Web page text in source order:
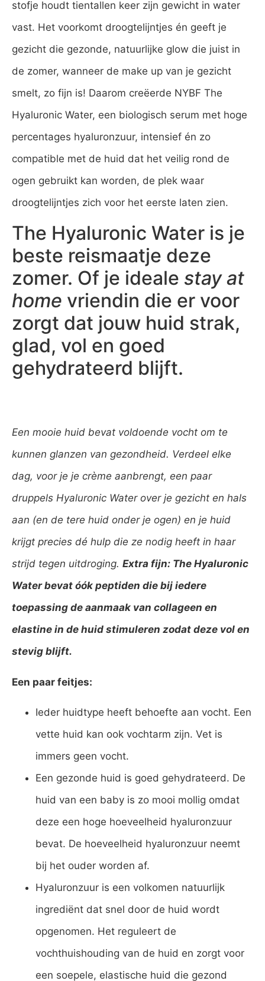
stofje houdt tientallen keer zijn gewicht in water
vast. Het voorkomt droogtelijntjes én geeft je
gezicht die gezonde, natuurlijke glow die juist in
de zomer, wanneer de make up van je gezicht
smelt, zo fijn is! Daarom creëerde NYBF The
Hyaluronic Water, een biologisch serum met hoge
percentages hyaluronzuur, intensief én zo
compatible met de huid dat het veilig rond de
ogen gebruikt kan worden, de plek waar
droogtelijntjes zich voor het eerste laten zien.
The Hyaluronic Water is je
beste reismaatje deze
zomer. Of je ideale stay at
home vriendin die er voor
zorgt dat jouw huid strak,
glad, vol en goed
gehydrateerd blijft.
Een mooie huid bevat voldoende vocht om te
kunnen glanzen van gezondheid. Verdeel elke
dag, voor je je crème aanbrengt, een paar
druppels Hyaluronic Water over je gezicht en hals
aan (en de tere huid onder je ogen) en je huid
krijgt precies dé hulp die ze nodig heeft in haar
strijd tegen uitdroging. Extra fijn: The Hyaluronic
Water bevat óók peptiden die bij iedere
toepassing de aanmaak van collageen en
elastine in de huid stimuleren zodat deze vol en
stevig blijft.
Een paar feitjes:
Ieder huidtype heeft behoefte aan vocht. Een
vette huid kan ook vochtarm zijn. Vet is
immers geen vocht.
Een gezonde huid is goed gehydrateerd. De
huid van een baby is zo mooi mollig omdat
deze een hoge hoeveelheid hyaluronzuur
bevat. De hoeveelheid hyaluronzuur neemt
bij het ouder worden af.
Hyaluronzuur is een volkomen natuurlijk
ingrediënt dat snel door de huid wordt
opgenomen. Het reguleert de
vochthuishouding van de huid en zorgt voor
een soepele, elastische huid die gezond